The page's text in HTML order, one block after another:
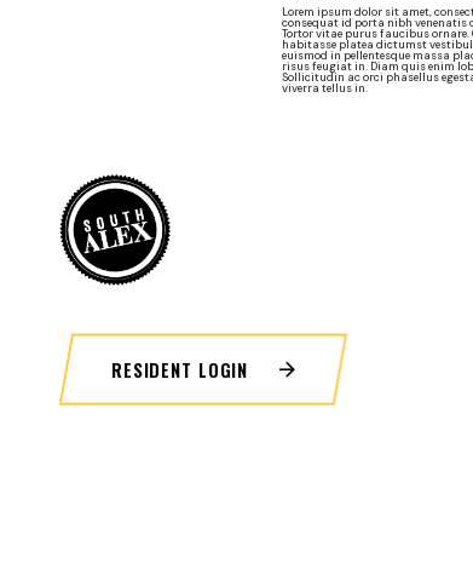
Lorem ipsum dolor sit amet,
consequat id porta nibh venenatis
Tortor vitae purus faucibus
habitasse platea dictumst
euismod in pellentesque massa
risus feugiat in. Diam quis enim
Sollicitudin ac orci phasellus
viverra tellus in.
RESIDENT LOGIN